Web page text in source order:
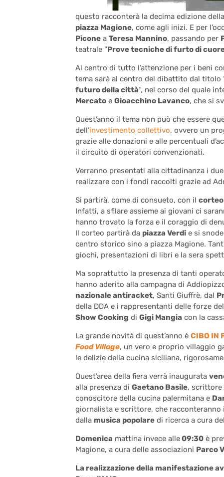
questo racconterà la decima edizione della
piazza Magione, come agli inizi. E per
Picone a Teresa Mannino, passando per
teatrale “Prove tecniche di furto di
Al centro di tutto l’attenzione per i beni
tema sarà al centro del dibattito dal titolo
futuro della città“, nel corso del quale
Mercato e Gioacchino Lavanco, che si
Quest’anno il tema non può che essere
dell’investimento collettivo, ovvero un
grazie alle donazioni e alle percentuali
il circuito di operatori convenzionati.
Verranno presentati alla cittadinanza i
realizzare con i fondi raccolti grazie ad
Si partirà, come di consueto, con il
Infatti, a sfilare assieme ai giovani ci
hanno trovato la forza e il coraggio di
Il corteo partirà da piazza Verdi e si
centro storico sino a piazza Magione.
giochi, presentazioni di libri e la sera
Ma soprattutto la presenza di tanti
hanno aderito alla campagna di
nazionale antiracket, Santi Giuffrè, dal
della DDA e i rappresentanti delle forze
Show Cooking di Gigi Mangia con la
La grande novità di quest’anno è CIBO IN
Food Village, un vero e proprio villaggio
le delizie della cucina siciliana,
Quest’area della fiera verrà inaugurata
alla presenza di Gaetano Basile, scrittore
conoscitore della cucina palermitana e
giornalista e scrittore, che racconteranno
dalla musica popolare di ricerca a cura
Domenica mattina invece alle09:30 è
Magione, a cura delle associazioni Parco
La realizzazione della manifestazione